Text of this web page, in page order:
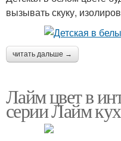
вызывать скуку,
читать дальше →
Лайм цвет в
серии Лайм